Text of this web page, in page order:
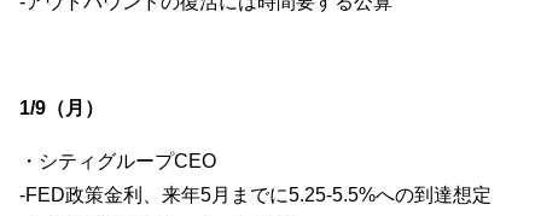
1/9（月）
・シティグループCEO
-FED政策金利、来年5月までに5.25-5.5%への到達想定